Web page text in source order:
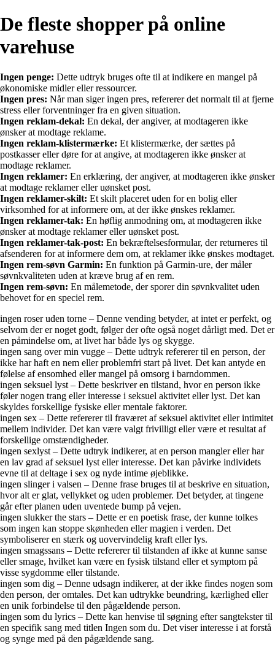
De fleste shopper på online
varehuse
Ingen penge: Dette udtryk bruges ofte til at indikere en mangel på
økonomiske midler eller ressourcer.
Ingen pres: Når man siger ingen pres, refererer det normalt til at fjerne
stress eller forventninger fra en given situation.
Ingen reklam-dekal: En dekal, der angiver, at modtageren ikke
ønsker at modtage reklame.
Ingen reklam-klistermærke: Et klistermærke, der sættes på
postkasser eller døre for at angive, at modtageren ikke ønsker at
modtage reklamer.
Ingen reklamer: En erklæring, der angiver, at modtageren ikke ønsker
at modtage reklamer eller uønsket post.
Ingen reklamer-skilt: Et skilt placeret uden for en bolig eller
virksomhed for at informere om, at der ikke ønskes reklamer.
Ingen reklamer-tak: En høflig anmodning om, at modtageren ikke
ønsker at modtage reklamer eller uønsket post.
Ingen reklamer-tak-post: En bekræftelsesformular, der returneres til
afsenderen for at informere dem om, at reklamer ikke ønskes modtaget.
Ingen rem-søvn Garmin: En funktion på Garmin-ure, der måler
søvnkvaliteten uden at kræve brug af en rem.
Ingen rem-søvn: En målemetode, der sporer din søvnkvalitet uden
behovet for en speciel rem.
ingen roser uden torne – Denne vending betyder, at intet er perfekt, og
selvom der er noget godt, følger der ofte også noget dårligt med. Det er
en påmindelse om, at livet har både lys og skygge.
ingen sang over min vugge – Dette udtryk refererer til en person, der
ikke har haft en nem eller problemfri start på livet. Det kan antyde en
følelse af ensomhed eller mangel på omsorg i barndommen.
ingen seksuel lyst – Dette beskriver en tilstand, hvor en person ikke
føler nogen trang eller interesse i seksuel aktivitet eller lyst. Det kan
skyldes forskellige fysiske eller mentale faktorer.
ingen sex – Dette refererer til fraværet af seksuel aktivitet eller intimitet
mellem individer. Det kan være valgt frivilligt eller være et resultat af
forskellige omstændigheder.
ingen sexlyst – Dette udtryk indikerer, at en person mangler eller har
en lav grad af seksuel lyst eller interesse. Det kan påvirke individets
evne til at deltage i sex og nyde intime øjeblikke.
ingen slinger i valsen – Denne frase bruges til at beskrive en situation,
hvor alt er glat, vellykket og uden problemer. Det betyder, at tingene
går efter planen uden uventede bump på vejen.
ingen slukker the stars – Dette er en poetisk frase, der kunne tolkes
som ingen kan stoppe skønheden eller magien i verden. Det
symboliserer en stærk og uovervindelig kraft eller lys.
ingen smagssans – Dette refererer til tilstanden af ikke at kunne sanse
eller smage, hvilket kan være en fysisk tilstand eller et symptom på
visse sygdomme eller tilstande.
ingen som dig – Denne udsagn indikerer, at der ikke findes nogen som
den person, der omtales. Det kan udtrykke beundring, kærlighed eller
en unik forbindelse til den pågældende person.
ingen som du lyrics – Dette kan henvise til søgning efter sangtekster til
en specifik sang med titlen Ingen som du. Det viser interesse i at forstå
og synge med på den pågældende sang.